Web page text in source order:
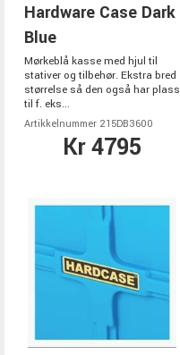
Hardware Case Dark
Blue
Mørkeblå kasse med hjul til
stativer og tilbehør. Ekstra bred
størrelse så den også har plass
til f. eks...
Artikkelnummer 215DB3600
Kr 4795